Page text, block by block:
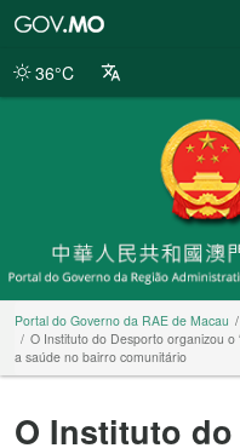
da
36°C
Portal do Governo da RAE de Macau
O Instituto do Desporto organizou
a saúde no bairro comunitário
O Instituto